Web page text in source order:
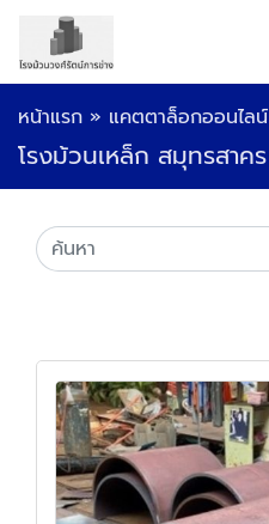
หน้าแรก » แคตตาล็อกออนไลน์
โรงม้วนเหล็ก สมุทรสาคร